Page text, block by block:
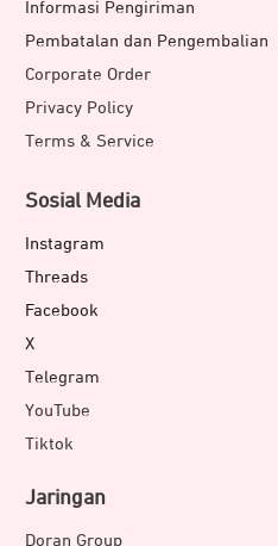
Informasi Pengiriman
Pembatalan dan Pengembalian
Corporate Order
Privacy Policy
Terms & Service
Sosial Media
Instagram
Threads
Facebook
X
Telegram
YouTube
Tiktok
Jaringan
Doran Group